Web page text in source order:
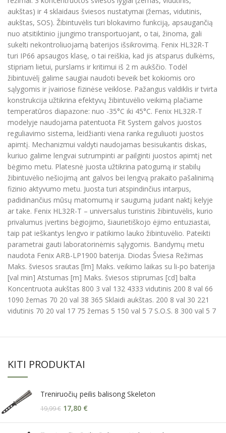
aukštas) ir 4 sklaidaus šviesos nustatymai (žemas, vidutinis,
aukštas, SOS). Žibintuvėlis turi blokavimo funkciją, apsaugančią
nuo atsitiktinio įjungimo transportuojant, o tai, žinoma, gali
sukelti nekontroliuojamą baterijos išsikrovimą. Fenix HL32R-T
turi IP66 apsaugos klasę, o tai reiškia, kad jis atsparus dulkėms,
stipriam lietui, purslams ir kritimui iš 2 m aukščio. Todėl
žibintuvėlį galime saugiai naudoti beveik bet kokiomis oro
sąlygomis ir įvairiose fizinėse veiklose. Pažangus valdiklis ir tvirta
konstrukcija užtikrina efektyvų žibintuvėlio veikimą plačiame
temperatūros diapazone: nuo -35°C iki 45°C. Fenix HL32R-T
modelyje naudojama patentuota Fit System galvos juostos
reguliavimo sistema, leidžianti viena ranka reguliuoti juostos
apimtį. Mechanizmui valdyti naudojamas besisukantis diskas,
kuriuo galime lengvai sutrumpinti ar pailginti juostos apimtį net
bėgimo metu. Platesnė juosta užtikrina patogumą ir stabilų
žibintuvėlio nešiojimą ant galvos bei lengvą prakaito pašalinimą
fizinio aktyvumo metu. Juosta turi atspindinčius intarpus,
padidinančius mūsų matomumą ir saugumą judant naktį kelyje
ar take. Fenix HL32R-T – universalus turistinis žibintuvėlis, kurio
privalumus įvertins bėgiojimo, šiaurietiškojo ėjimo entuziastai,
taip pat ieškantys lengvo ir patikimo lauko žibintuvėlio. Pateikti
parametrai gauti laboratorinėmis sąlygomis. Bandymų metu
naudota Fenix ARB-LP1900 baterija. Diodas Šviesa Režimas
Maks. šviesos srautas [lm] Maks. veikimo laikas su li-po baterija
[val min] Atstumas [m] Maks. šviesos stiprumas [cd] balta
Koncentruota aukštas 800 3 val 132 4333 vidutinis 200 8 val 66
1090 žemas 70 20 val 38 365 Sklaidi aukštas. 200 8 val 30 221
vidutinis 70 20 val 17 75 žemas 5 150 val 5 7 S.O.S. 8 300 val 5 7
KITI PRODUKTAI
Treniruočių peilis balisong Skeleton
19,99€ 17,80 €